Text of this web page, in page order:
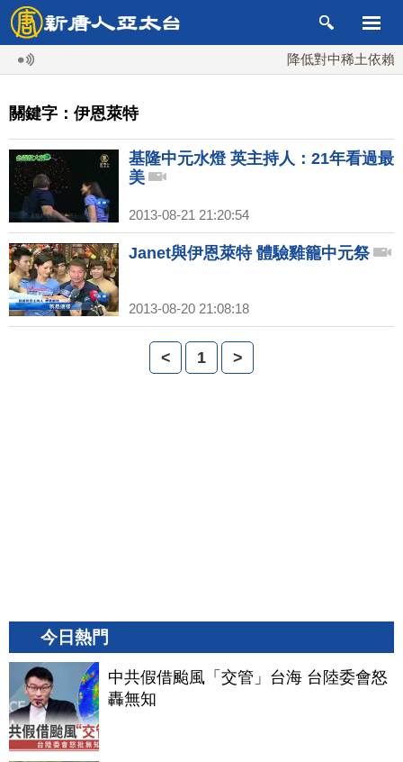
降低對中稀土依賴
關鍵字：伊恩萊特
基隆中元水燈 英主持人：21年看過最
美
2013-08-21 21:20:54
Janet與伊恩萊特 體驗雞籠中元祭
2013-08-20 21:08:18
< 1 >
今日熱門
中共假借颱風「交管」台海 台陸委會怒
轟無知